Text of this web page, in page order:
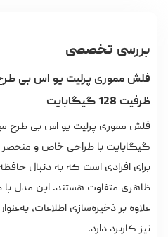
بررسی تخصصی
ظرفیت 128 گیگابایت
گیگابایت با طراحی خاص و منحصر
برای افرادی است که به دنبال
ظاهری متفاوت هستند. این مدل با
علاوه بر ذخیره‌سازی اطلاعات،
نیز کاربرد دارد.